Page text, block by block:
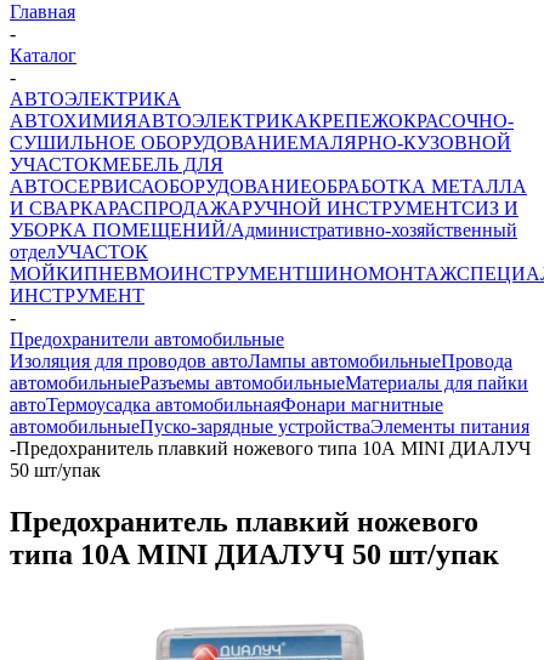
Главная
-
Каталог
-
АВТОЭЛЕКТРИКА
АВТОХИМИЯАВТОЭЛЕКТРИКАКРЕПЕЖОКРАСОЧНО-
СУШИЛЬНОЕ ОБОРУДОВАНИЕМАЛЯРНО-КУЗОВНОЙ
УЧАСТОКМЕБЕЛЬ ДЛЯ
АВТОСЕРВИСАОБОРУДОВАНИЕОБРАБОТКА МЕТАЛЛА
И СВАРКАРАСПРОДАЖАРУЧНОЙ ИНСТРУМЕНТСИЗ И
УБОРКА ПОМЕЩЕНИЙ/Административно-хозяйственный
отделУЧАСТОК
МОЙКИПНЕВМОИНСТРУМЕНТШИНОМОНТАЖ
ИНСТРУМЕНТ
-
Предохранители автомобильные
Изоляция для проводов автоЛампы автомобильныеПровода
автомобильныеРазъемы автомобильныеМатериалы для пайки
автоТермоусадка автомобильнаяФонари магнитные
автомобильныеПуско-зарядные устройстваЭлементы питания
-Предохранитель плавкий ножевого типа 10А MINI ДИАЛУЧ
50 шт/упак
Предохранитель плавкий ножевого
типа 10А MINI ДИАЛУЧ 50 шт/упак